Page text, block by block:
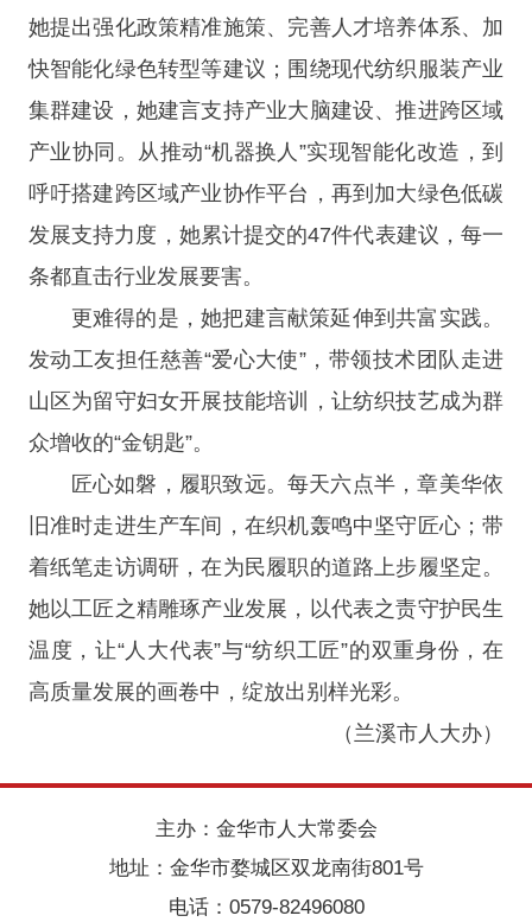
她提出强化政策精准施策、完善人才培养体系、加
快智能化绿色转型等建议；围绕现代纺织服装产业
集群建设，她建言支持产业大脑建设、推进跨区域
产业协同。从推动“机器换人”实现智能化改造，到
呼吁搭建跨区域产业协作平台，再到加大绿色低碳
发展支持力度，她累计提交的47件代表建议，每一
条都直击行业发展要害。
更难得的是，她把建言献策延伸到共富实践。
发动工友担任慈善“爱心大使”，带领技术团队走进
山区为留守妇女开展技能培训，让纺织技艺成为群
众增收的“金钥匙”。
匠心如磐，履职致远。每天六点半，章美华依
旧准时走进生产车间，在织机轰鸣中坚守匠心；带
着纸笔走访调研，在为民履职的道路上步履坚定。
她以工匠之精雕琢产业发展，以代表之责守护民生
温度，让“人大代表”与“纺织工匠”的双重身份，在
高质量发展的画卷中，绽放出别样光彩。
（ 兰溪市人大办）
主办：金华市人大常委会
地址：金华市婺城区双龙南街801号
电话：0579-82496080